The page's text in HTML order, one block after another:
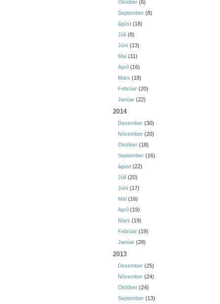
Október (6)
September (8)
ágúst (18)
Júlí (8)
Júní (13)
Maí (11)
Apríl (16)
Mars (18)
Febrúar (20)
Janúar (22)
2014
Desember (30)
Nóvember (20)
Október (18)
September (16)
ágúst (22)
Júlí (20)
Júní (17)
Maí (16)
Apríl (19)
Mars (19)
Febrúar (19)
Janúar (28)
2013
Desember (25)
Nóvember (24)
Október (24)
September (13)